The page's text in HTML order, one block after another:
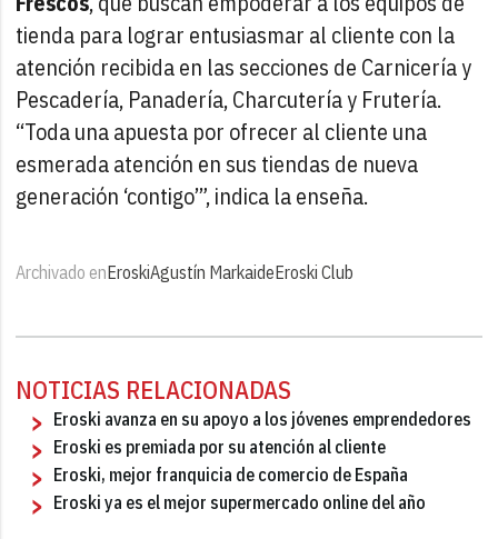
tienda para lograr entusiasmar al cliente con la
atención recibida en las secciones de Carnicería y
Pescadería, Panadería, Charcutería y Frutería.
“Toda una apuesta por ofrecer al cliente una
esmerada atención en sus tiendas de nueva
generación ‘contigo’”, indica la enseña.
Archivado enEroskiAgustín MarkaideEroski Club
NOTICIAS RELACIONADAS
Eroski avanza en su apoyo a los jóvenes emprendedores
Eroski es premiada por su atención al cliente
Eroski, mejor franquicia de comercio de España
Eroski ya es el mejor supermercado online del año